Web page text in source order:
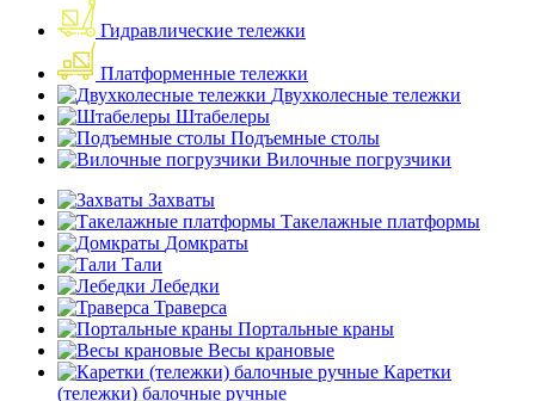
Гидравлические тележки
Платформенные тележки
Двухколесные тележки
Штабелеры
Подъемные столы
Вилочные погрузчики
Захваты
Такелажные платформы
Домкраты
Тали
Лебедки
Траверса
Портальные краны
Весы крановые
Каретки
(тележки) балочные ручные